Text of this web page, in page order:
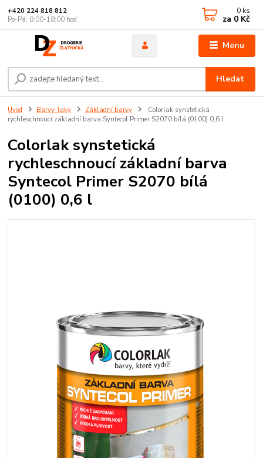
Menu
Hledat
+420 224 818 812
Po-Pá: 8:00-18:00 hod.
0 ks
za 0 Kč
Úvod Barvy-laky Základní barvy
Colorlak synstetická
rychleschnoucí základní barva Syntecol Primer S2070 bílá (0100) 0,6 l
Colorlak synstetická
rychleschnoucí základní barva
Syntecol Primer S2070 bílá
(0100) 0,6 l